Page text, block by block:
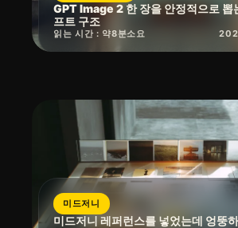
GPT Image 2 한 장을 안정적으로 뽑
프트 구조
읽는 시간 : 약8분소요
미드저니
미드저니 레퍼런스를 넣었는데 엉뚱